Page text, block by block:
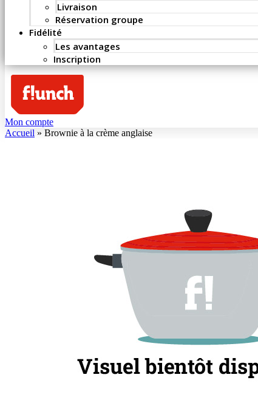
Livraison
Réservation groupe
Fidélité
Les avantages
Inscription
Mon compte
Accueil » Brownie à la crème anglaise